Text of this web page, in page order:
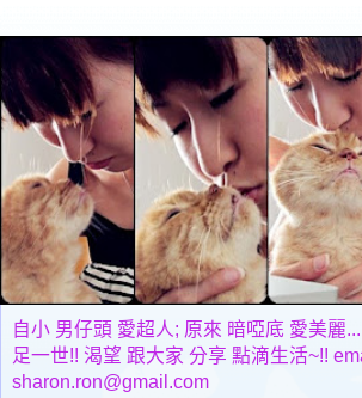
自小 男仔頭 愛超人; 原來 暗啞底 愛美麗
足一世!! 渴望 跟大家 分享 點滴生活~!!
sharon.ron@gmail.com